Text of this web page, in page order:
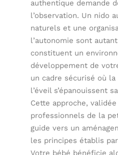
authentique demande
l’observation. Un nido
naturels et une
l’autonomie sont
constituent un
développement de
un cadre sécurisé où
l’éveil s’épanouissent
Cette approche,
professionnels de la
guide vers un
les principes établis
Votre bébé bénéficie